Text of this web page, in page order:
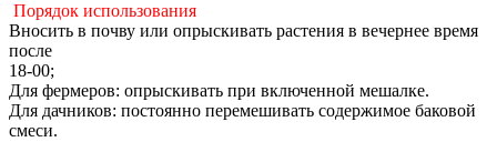
Порядок использования
Вносить в почву или опрыскивать растения в вечернее время
после
18-00;
Для фермеров: опрыскивать при включенной мешалке.
Для дачников: постоянно перемешивать содержимое баковой
смеси.